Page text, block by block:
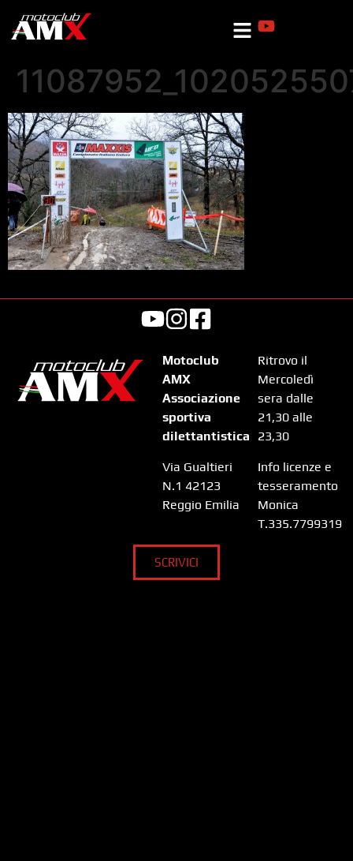
Motoclub
AMX
Associazione
sportiva
dilettantistica
Via Gualtieri
N.1 42123
Reggio Emilia
Ritrovo il
Mercoledì
sera dalle
21,30 alle
23,30
Info licenze e
tesseramento
Monica
T.335.7799319
SCRIVICI